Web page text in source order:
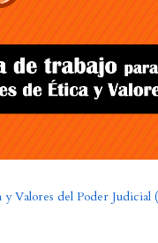
Valores del Poder Judicial